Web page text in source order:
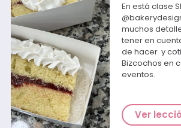
En está clase
muchos
tener en
de hacer y
Bizcochos en
eventos.
Ver